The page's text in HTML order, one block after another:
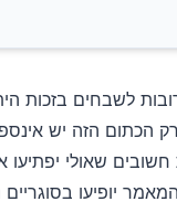
לשבחים בזכות
הכתום הזה יש
חשובים שאולי
יופיעו